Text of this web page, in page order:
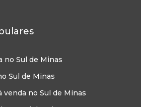
no Sul de Minas
Sul de Minas
venda no Sul de Minas